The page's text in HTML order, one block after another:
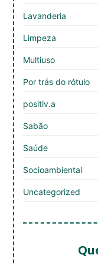
Lavanderia
Limpeza
Multiuso
Por trás do rótulo
positiv.a
Sabão
Saúde
Socioambiental
Uncategorized